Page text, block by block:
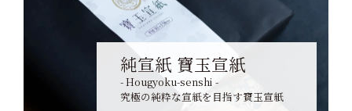
純宣紙 寶玉宣紙
- Hougyoku-senshi -
究極の純粋な宣紙を目指す寶玉宣紙